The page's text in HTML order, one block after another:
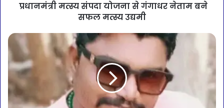
प्रधानमंत्री मत्स्य संपदा योजना से गंगाधर नेताम बने
सफल मत्स्य उद्यमी